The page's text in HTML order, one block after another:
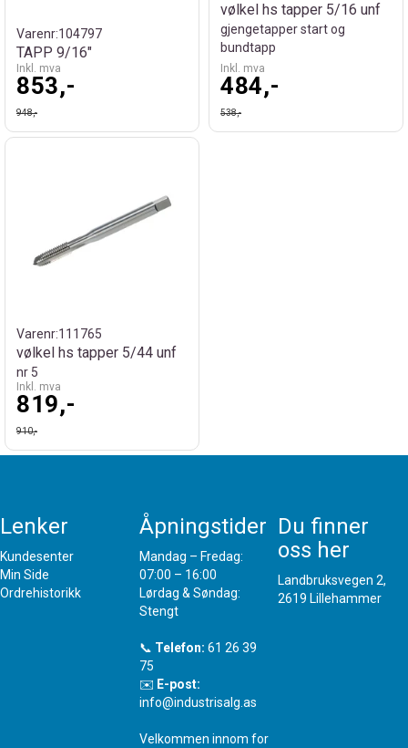
Varenr:104797
TAPP 9/16"
Inkl. mva
853,-
948,-
vølkel hs tapper 5/16 unf
gjengetapper start og
bundtapp
Inkl. mva
484,-
538,-
Varenr:111765
vølkel hs tapper 5/44 unf
nr 5
Inkl. mva
819,-
910,-
Lenker
Kundesenter
Min Side
Ordrehistorikk
Åpningstider
Mandag – Fredag:
07:00 – 16:00
Lørdag & Søndag:
Stengt
📞 Telefon: 61 26 39
75
✉️ E-post:
info@industrisalg.as
Velkommen innom for
Du finner
oss her
Landbruksvegen 2,
2619 Lillehammer